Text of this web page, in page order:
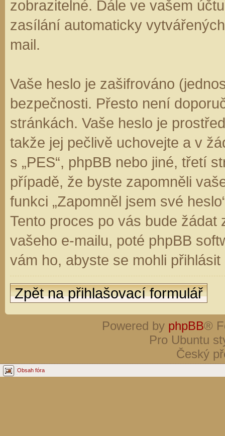
zobrazitelné. Dále ve vašem
zasílání automaticky
mail.
Vaše heslo je zašifrováno
bezpečnosti. Přesto není
stránkách. Vaše heslo je
takže jej pečlivě uchovejte a v
s „PES“, phpBB nebo jiné, třetí
případě, že byste zapomněli
funkci „Zapomněl jsem své
Tento proces po vás bude
vašeho e-mailu, poté phpBB
vám ho, abyste se mohli
Zpět na přihlašovací formulář
Powered by phpBB®
Pro Ubuntu
Český
Obsah fóra